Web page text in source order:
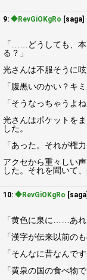
9: ◆RevGiOKgRo [saga]
「……どうしても、
る？」
光さんは不服そうに呟
「腹黒いのかい？キ
「そうなっちゃうよ
光さんはポケットを
した。
「あった。それが権
アクセから重々しい
した。それを聞いて
10: ◆RevGiOKgRo [saga]
「黄色に泉に……あれ
「漢字が伝来以前の
「そんなに昔なんです
「黄泉の国の食べ物